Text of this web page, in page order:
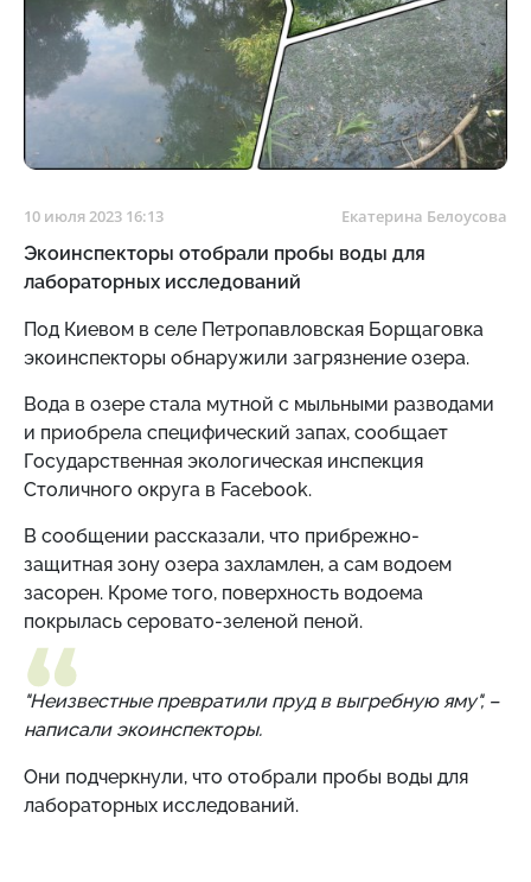
10 июля 2023 16:13 Екатерина Белоусова
Экоинспекторы отобрали пробы воды для
лабораторных исследований
Под Киевом в селе Петропавловская Борщаговка
экоинспекторы обнаружили загрязнение озера.
Вода в озере стала мутной с мыльными разводами
и приобрела специфический запах, сообщает
Государственная экологическая инспекция
Столичного округа в Facebook.
В сообщении рассказали, что прибрежно-
защитная зону озера захламлен, а сам водоем
засорен. Кроме того, поверхность водоема
покрылась серовато-зеленой пеной.
"Неизвестные превратили пруд в выгребную яму", –
написали экоинспекторы.
Они подчеркнули, что отобрали пробы воды для
лабораторных исследований.